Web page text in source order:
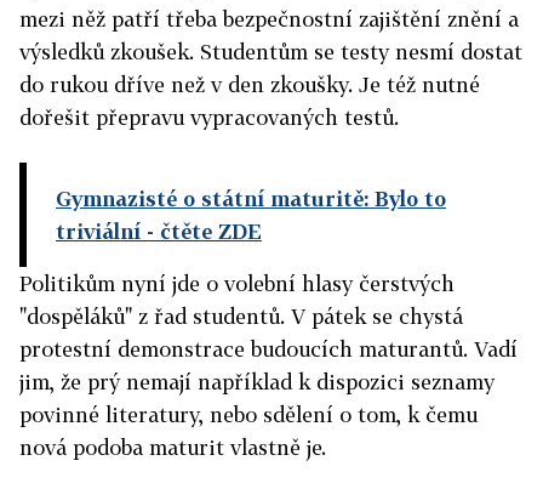
mezi něž patří třeba bezpečnostní zajištění znění a
výsledků zkoušek. Studentům se testy nesmí dostat
do rukou dříve než v den zkoušky. Je též nutné
dořešit přepravu vypracovaných testů.
Gymnazisté o státní maturitě: Bylo to
triviální - čtěte ZDE
Politikům nyní jde o volební hlasy čerstvých
"dospěláků" z řad studentů. V pátek se chystá
protestní demonstrace budoucích maturantů. Vadí
jim, že prý nemají například k dispozici seznamy
povinné literatury, nebo sdělení o tom, k čemu
nová podoba maturit vlastně je.